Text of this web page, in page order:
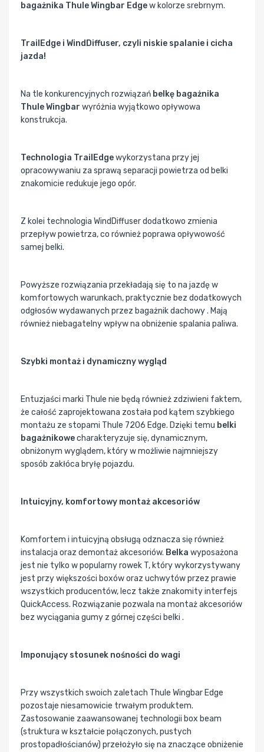
bagażnika Thule Wingbar Edgew kolorze srebrnym.
TrailEdge i WindDiffuser, czyli niskie spalanie i cicha
jazda!
Na tle konkurencyjnych rozwiązań belkę bagażnika
Thule Wingbar wyróżnia wyjątkowo opływowa
konstrukcja.
Technologia TrailEdgewykorzystana przy jej
opracowywaniu za sprawą separacji powietrza od belki
znakomicie redukuje jego opór.
Z kolei technologia WindDiffuser dodatkowo zmienia
przepływ powietrza, co również poprawa opływowość
samej belki.
Powyższe rozwiązania przekładają się to na jazdę w
komfortowych warunkach, praktycznie bez dodatkowych
odgłosów wydawanych przez bagażnik dachowy . Mają
również niebagatelny wpływ na obniżenie spalania paliwa.
Szybki montaż i dynamiczny wygląd
Entuzjaści marki Thule nie będą również zdziwieni faktem,
że całość zaprojektowana została pod kątem szybkiego
montażu ze stopami Thule 7206 Edge. Dzięki temu belki
bagażnikowecharakteryzuje się, dynamicznym,
obniżonym wyglądem, który w możliwie najmniejszy
sposób zakłóca bryłę pojazdu.
Intuicyjny, komfortowy montaż akcesoriów
Komfortem i intuicyjną obsługą odznacza się również
instalacja oraz demontaż akcesoriów. Belka wyposażona
jest nie tylko w popularny rowek T, który wykorzystywany
jest przy większości boxów oraz uchwytów przez prawie
wszystkich producentów, lecz także znakomity interfejs
QuickAccess. Rozwiązanie pozwala na montaż akcesoriów
bez wyciągania gumy z górnej części belki .
Imponujący stosunek nośności do wagi
Przy wszystkich swoich zaletach Thule Wingbar Edge
pozostaje niesamowicie trwałym produktem.
Zastosowanie zaawansowanej technologii box beam
(struktura w kształcie połączonych, pustych
prostopadłościanów) przełożyło się na znaczące obniżenie